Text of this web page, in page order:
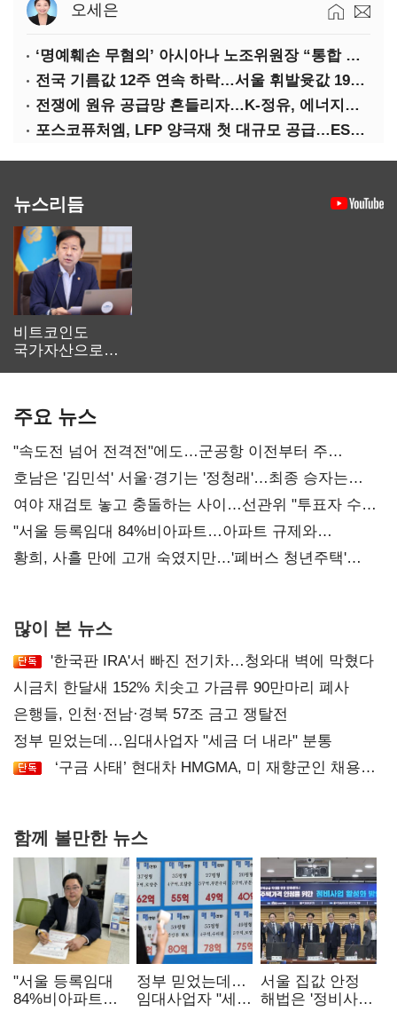
오세은
‘명예훼손 무혐의’ 아시아나 노조위원장 “통합 위해 법적 대응 않겠다”
전국 기름값 12주 연속 하락…서울 휘발윳값 1909원
전쟁에 원유 공급망 흔들리자…K-정유, 에너지안보 핵심으로 재부상
포스코퓨처엠, LFP 양극재 첫 대규모 공급…ESS 시장 공략
뉴스리듬
비트코인도
국가자산으로…'
주요 뉴스
"속도전 넘어 전격전"에도…군공항 이전부터 주
52시간까지 '뇌관'
호남은 '김민석' 서울·경기는 '정청래'…최종 승자는
'안갯속'
여야 재검토 놓고 충돌하는 사이…선관위 "투표자 수
오차 당연"
"서울 등록임대 84%비아파트…아파트 규제와
달리해야"
황희, 사흘 만에 고개 숙였지만…'폐버스 청년주택'
많이 본 뉴스
'한국판 IRA'서 빠진 전기차…청와대 벽에 막혔다
시금치 한달새 152% 치솟고 가금류 90만마리 폐사
은행들, 인천·전남·경북 57조 금고 쟁탈전
정부 믿었는데…임대사업자 "세금 더 내라" 분통
‘구금 사태’ 현대차 HMGMA, 미 재향군인 채용
함께 볼만한 뉴스
"서울 등록임대
84%비아파트…
정부 믿었는데…
임대사업자 "세금
서울 집값 안정
해법은 '정비사업